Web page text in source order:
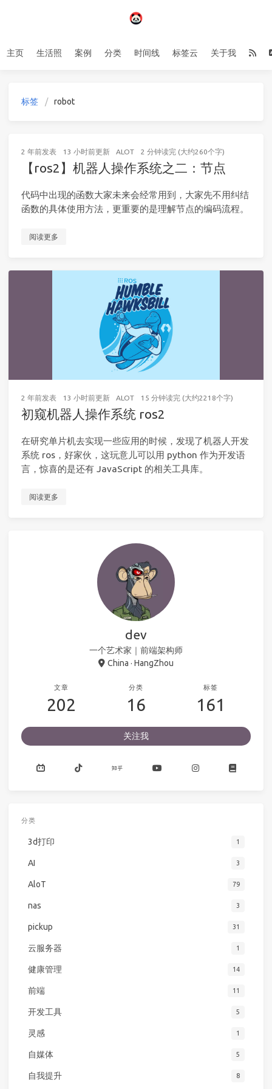
主页 生活照 案例 分类 时间线 标签云 关于我
标签 robot
2 年前发表 13 小时前更新 ALOT 2 分钟读完 (大约260个字)
【ros2】机器人操作系统之二：节点
代码中出现的函数大家未来会经常用到，大家先不用纠结
函数的具体使用方法，更重要的是理解节点的编码流程。
阅读更多
2 年前发表 13 小时前更新 ALOT 15 分钟读完 (大约2218个字)
初窥机器人操作系统 ros2
在研究单片机去实现一些应用的时候，发现了机器人开发
系统 ros，好家伙，这玩意儿可以用 python 作为开发语
言，惊喜的是还有 JavaScript 的相关工具库。
阅读更多
dev
一个艺术家｜前端架构师
China · HangZhou
文章
202
分类
16
标签
161
关注我
分类
3d打印 1
AI 3
AloT 79
nas 3
pickup 31
云服务器 1
健康管理 14
前端 11
开发工具 5
灵感 1
自媒体 5
自我提升 8